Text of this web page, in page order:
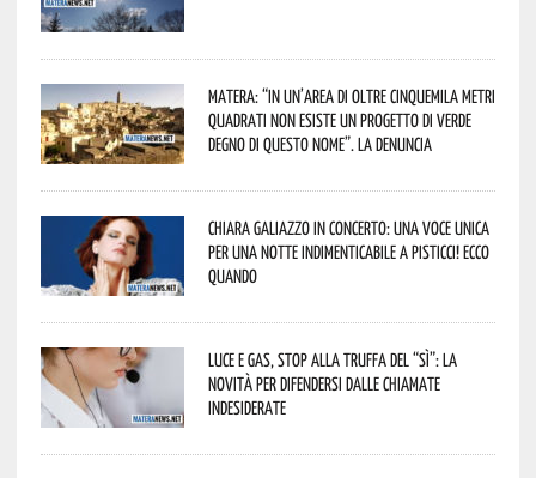
Matera: “In un’area di oltre cinquemila metri
quadrati non esiste un progetto di verde
degno di questo nome”. La denuncia
Chiara Galiazzo in concerto: una voce unica
per una notte indimenticabile a Pisticci! Ecco
quando
Luce e gas, stop alla truffa del “Sì”: la
novità per difendersi dalle chiamate
indesiderate